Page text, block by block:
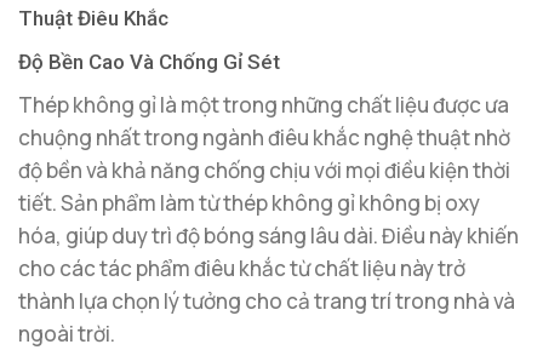
Thuật Điêu Khắc
Độ Bền Cao Và Chống Gỉ Sét
Thép không gỉ là một trong những chất liệu được ưa
chuộng nhất trong ngành điêu khắc nghệ thuật nhờ
độ bền và khả năng chống chịu với mọi điều kiện thời
tiết. Sản phẩm làm từ thép không gỉ không bị oxy
hóa, giúp duy trì độ bóng sáng lâu dài. Điều này khiến
cho các tác phẩm điêu khắc từ chất liệu này trở
thành lựa chọn lý tưởng cho cả trang trí trong nhà và
ngoài trời.